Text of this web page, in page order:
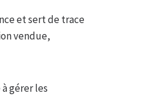
et sert de trace
vendue,
gérer les